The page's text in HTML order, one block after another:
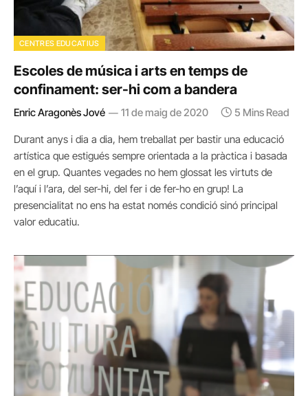
CENTRES EDUCATIUS
Escoles de música i arts en temps de
confinament: ser-hi com a bandera
Enric Aragonès Jové 11 de maig de 2020 5 Mins Read
Durant anys i dia a dia, hem treballat per bastir una educació
artística que estigués sempre orientada a la pràctica i basada
en el grup. Quantes vegades no hem glossat les virtuts de
l’aquí i l’ara, del ser-hi, del fer i de fer-ho en grup! La
presencialitat no ens ha estat només condició sinó principal
valor educatiu.